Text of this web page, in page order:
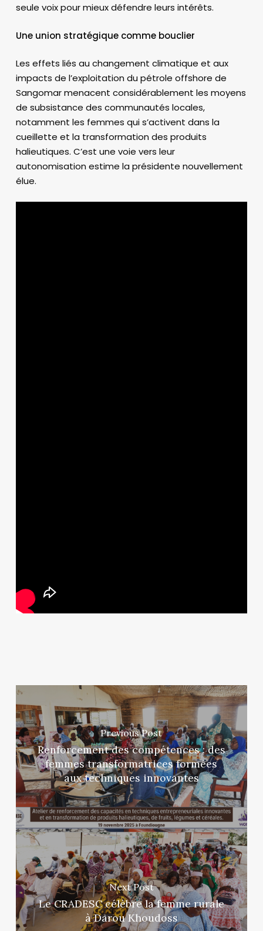
seule voix pour mieux défendre leurs intérêts.
Une union stratégique comme bouclier
Les effets liés au changement climatique et aux
impacts de l’exploitation du pétrole offshore de
Sangomar menacent considérablement les moyens
de subsistance des communautés locales,
notamment les femmes qui s’activent dans la
cueillette et la transformation des produits
halieutiques. C’est une voie vers leur
autonomisation estime la présidente nouvellement
élue.
Previous Post
Renforcement des compétences : des
femmes transformatrices formées
aux techniques innovantes
Next Post
Le CRADESC célèbre la femme rurale
à Darou Khoudoss